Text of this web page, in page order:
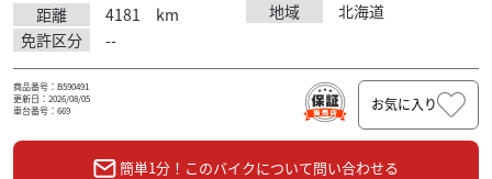
距離
4181 km 地域
北海道
免許区分
--
商品番号：B590491
更新日：2026/08/05
車台番号：669
お気に入り
簡単1分！このバイクについて問い合わせる